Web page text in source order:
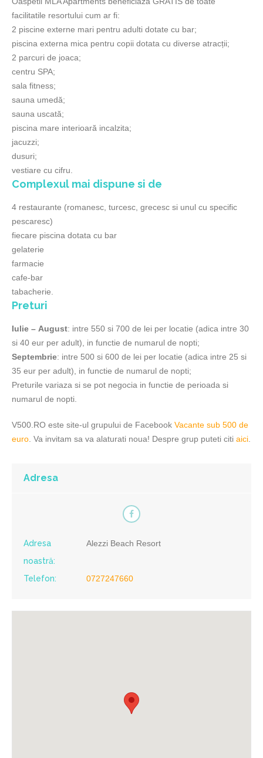
facilitatile resortului cum ar fi:
2 piscine externe mari pentru adulti dotate cu bar;
piscina externa mica pentru copii dotata cu diverse atracții;
2 parcuri de joaca;
centru SPA;
sala fitness;
sauna umedă;
sauna uscată;
piscina mare interioară incalzita;
jacuzzi;
dusuri;
vestiare cu cifru.
Complexul mai dispune si de
4 restaurante (romanesc, turcesc, grecesc si unul cu specific
pescaresc)
fiecare piscina dotata cu bar
gelaterie
farmacie
cafe-bar
tabacherie.
Preturi
Iulie – August: intre 550 si 700 de lei per locatie (adica intre 30
si 40 eur per adult), in functie de numarul de nopti;
Septembrie: intre 500 si 600 de lei per locatie (adica intre 25 si
35 eur per adult), in functie de numarul de nopti;
Preturile variaza si se pot negocia in functie de perioada si
numarul de nopti.
V500.RO este site-ul grupului de Facebook Vacante sub 500 de
euro . Va invitam sa va alaturati noua! Despre grup puteti citi aici
Adresa
Adresa
noastră:
Alezzi Beach Resort
Telefon: 0727247660